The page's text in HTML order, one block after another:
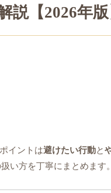
説【2026年
ポイントは避けたい行動と
い方を丁寧にまとめます